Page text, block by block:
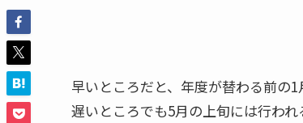
早いところだと、年度が替わる前の1
遅いところでも5月の上旬には行われ